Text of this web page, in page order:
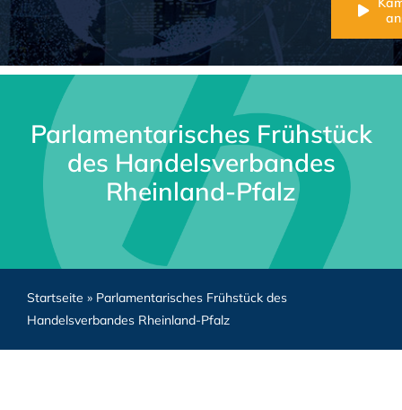
Parlamentarisches Frühstück
des Handelsverbandes
Rheinland-Pfalz
Startseite » Parlamentarisches Frühstück des
Handelsverbandes Rheinland-Pfalz